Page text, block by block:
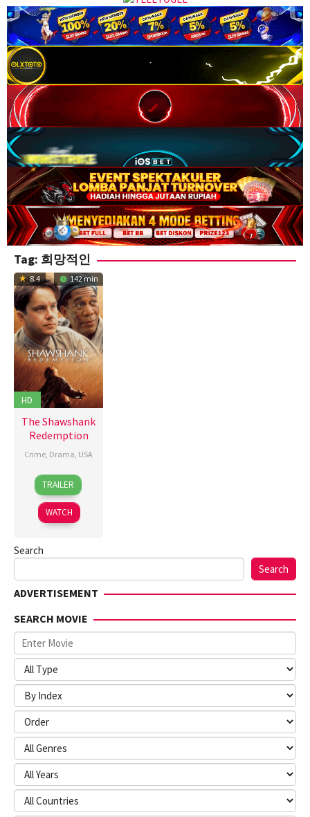
Tag: 희망적인
8.4 142 min
HD
The Shawshank
Redemption
Crime, Drama, USA
10
Sep
1994
Frank
Darabont
Jesse
V.
Woodward,
Thomas
TRAILER
WATCH
Search
Search
ADVERTISEMENT
SEARCH MOVIE